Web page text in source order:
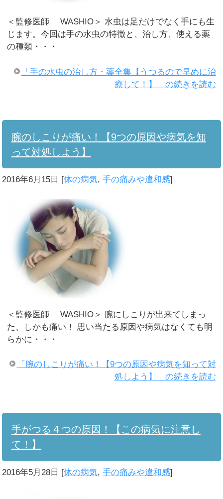
＜監修医師 WASHIO＞ 水虫は足だけでなく手にも生
じます。今回は手の水虫の特徴と、治し方、使える薬
の種類・・・
「手の水虫の治し方・薬全集【うつるので早めに治
療して！】」の続きを読む
腕のしこりが痛い！【9つの原因や病気を知
って対処しよう】
2016年6月15日 [体の病気,手の痛みや違和感]
＜監修医師 WASHIO＞ 腕にしこりが出来てしまっ
た、しかも痛い！ 思い当たる原因や病気はなくても明
らかに・・・
「腕のしこりが痛い！【9つの原因や病気を知って対
処しよう】」の続きを読む
手がつる４つの原因！【この病気に注意し
て！】
2016年5月28日 [体の病気,手の痛みや違和感]